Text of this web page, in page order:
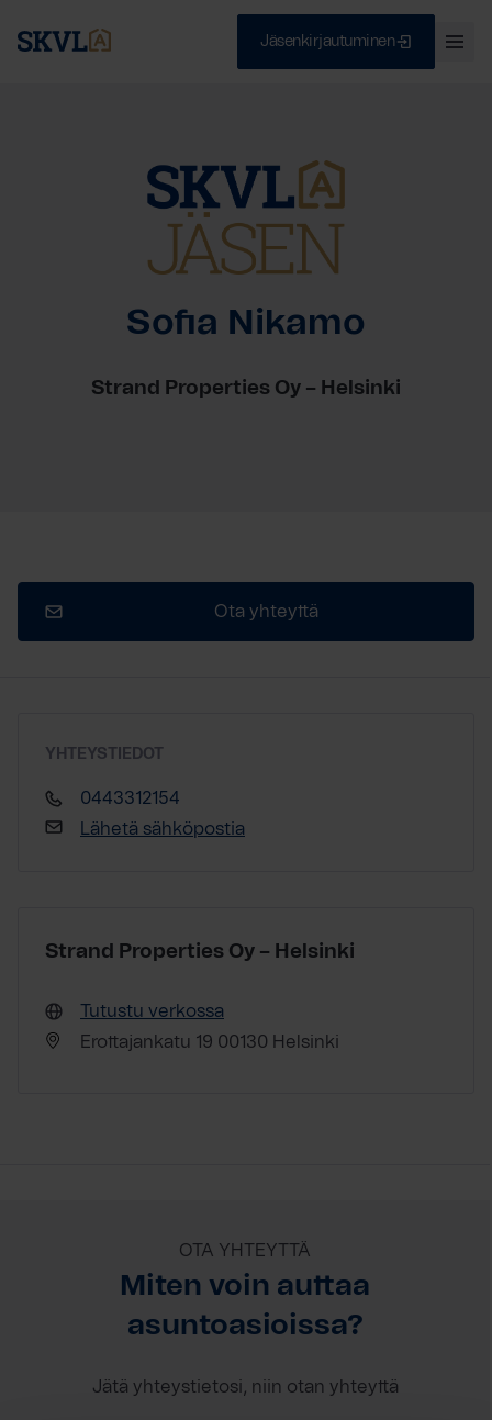
Jäsenkirjautuminen
Sofia Nikamo
Strand Properties Oy – Helsinki
Ota yhteyttä
YHTEYSTIEDOT
0443312154
Lähetä sähköpostia
Strand Properties Oy – Helsinki
Tutustu verkossa
Erottajankatu 19 00130 Helsinki
OTA YHTEYTTÄ
Miten voin auttaa
asuntoasioissa?
Jätä yhteystietosi, niin otan yhteyttä